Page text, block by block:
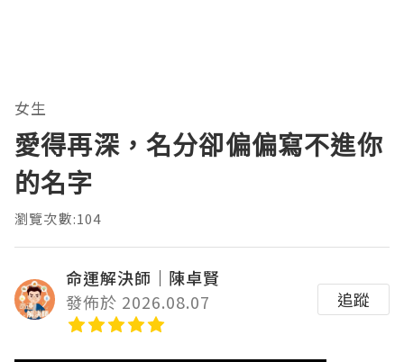
女生
愛得再深，名分卻偏偏寫不進你
的名字
瀏覽次數:104
命運解決師｜陳卓賢
發佈於 2026.08.07
追蹤